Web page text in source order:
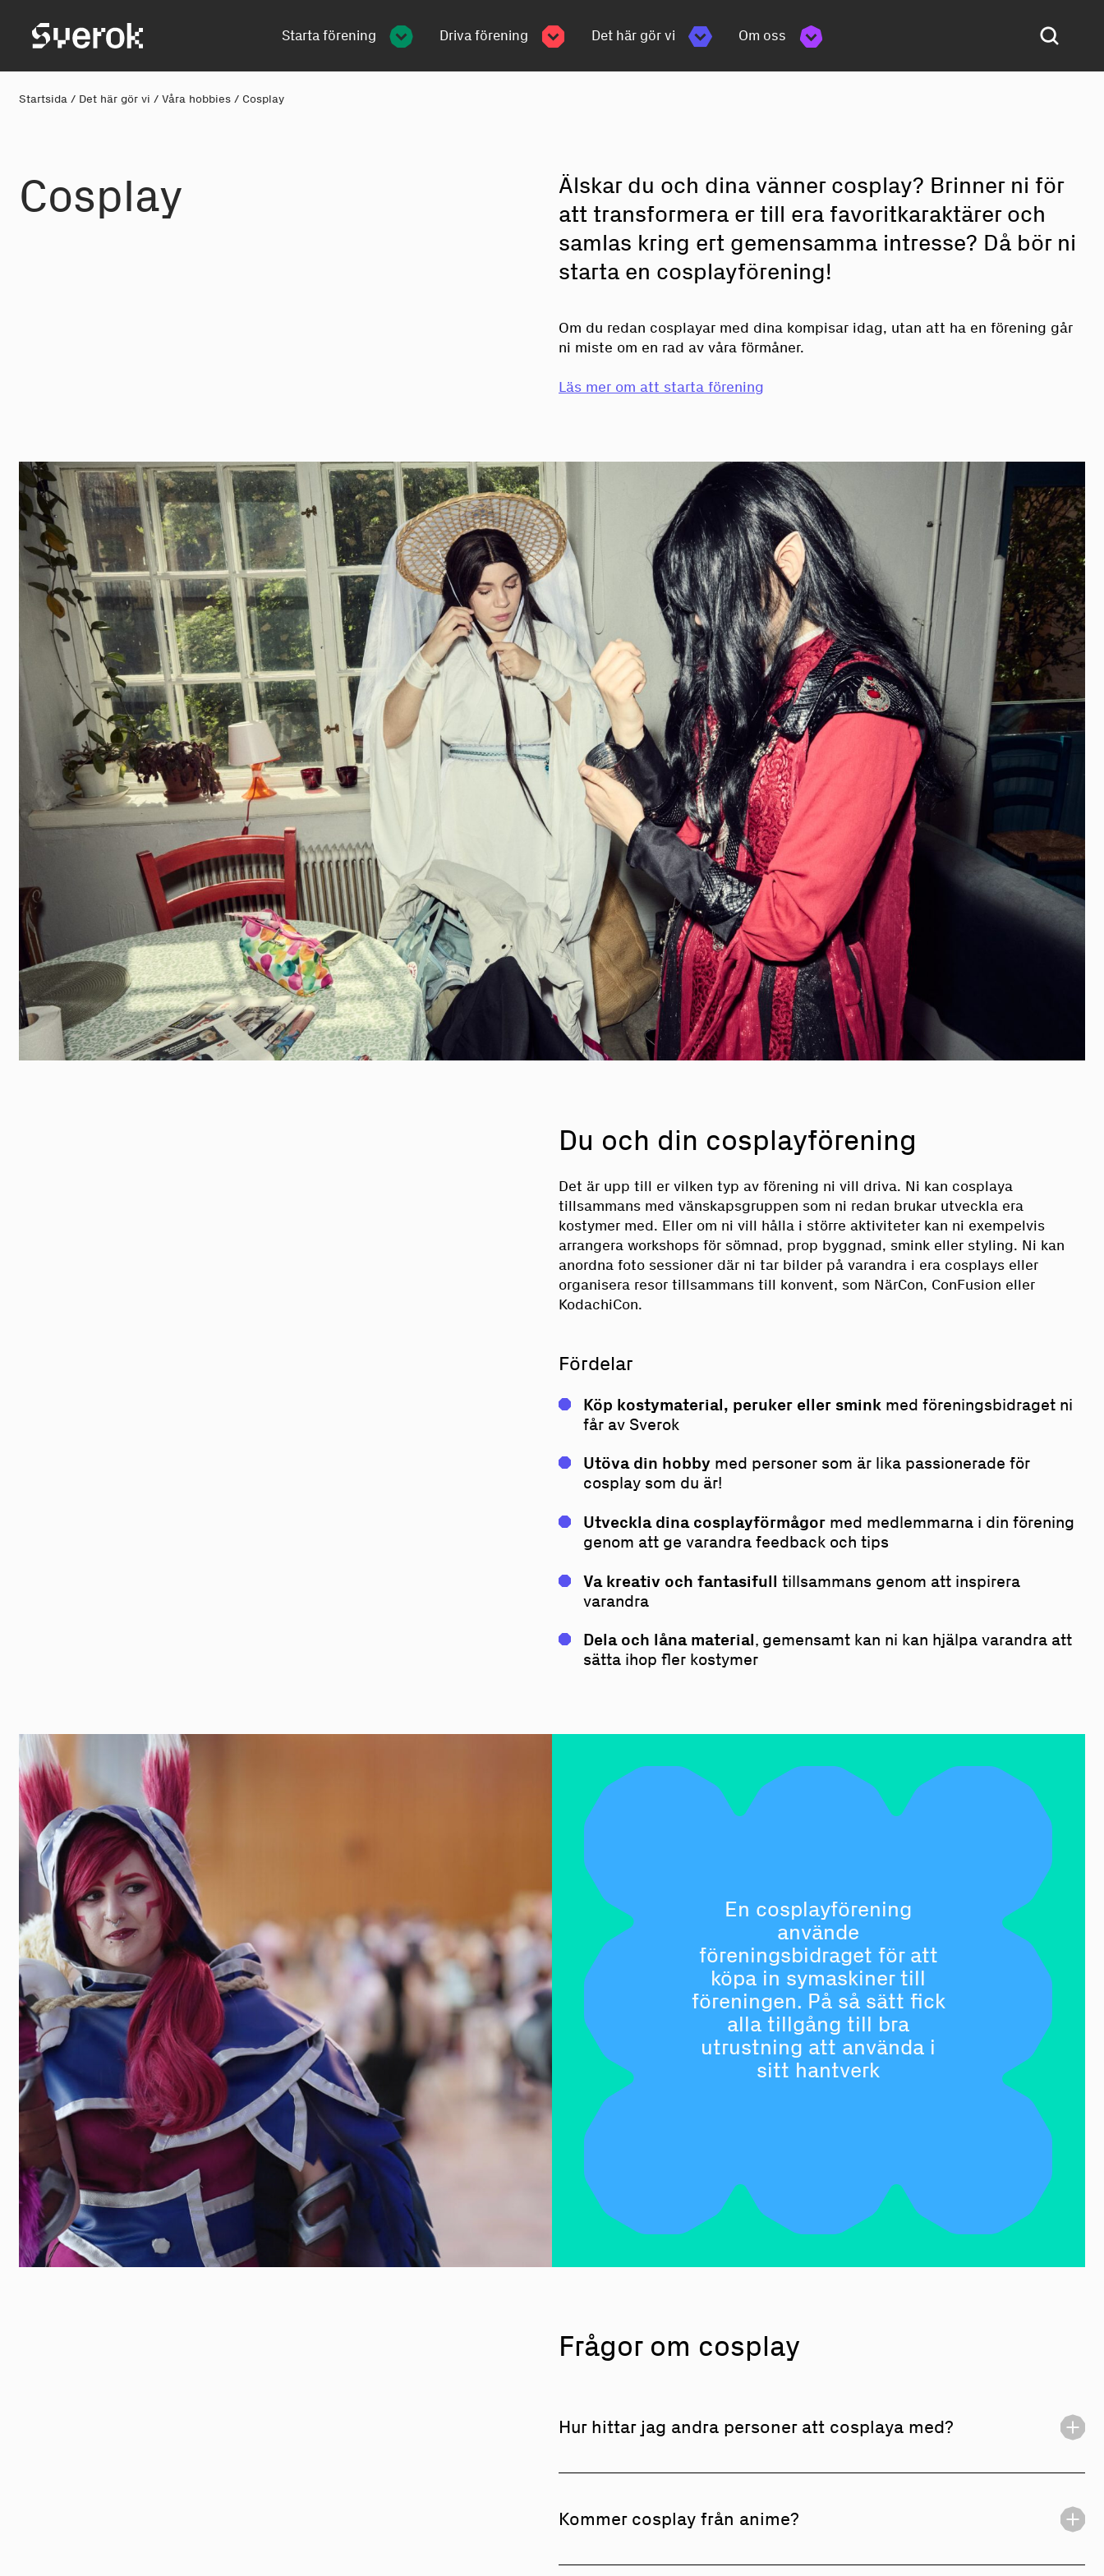
Sverok Starta förening Driva förening Det här gör vi Om oss
Startsida / Det här gör vi / Våra hobbies / Cosplay
Cosplay
Älskar du och dina vänner cosplay? Brinner ni för
att transformera er till era favoritkaraktärer och
samlas kring ert gemensamma intresse? Då bör ni
starta en cosplayförening!
Om du redan cosplayar med dina kompisar idag, utan att ha en förening går
ni miste om en rad av våra förmåner.
Läs mer om att starta förening
Du och din cosplayförening
Det är upp till er vilken typ av förening ni vill driva. Ni kan cosplaya
tillsammans med vänskapsgruppen som ni redan brukar utveckla era
kostymer med. Eller om ni vill hålla i större aktiviteter kan ni exempelvis
arrangera workshops för sömnad, prop byggnad, smink eller styling. Ni kan
anordna foto sessioner där ni tar bilder på varandra i era cosplays eller
organisera resor tillsammans till konvent, som NärCon, ConFusion eller
KodachiCon.
Fördelar
Köp kostymaterial, peruker eller smink med föreningsbidraget ni
får av Sverok
Utöva din hobby med personer som är lika passionerade för
cosplay som du är!
Utveckla dina cosplayförmågor med medlemmarna i din förening
genom att ge varandra feedback och tips
Va kreativ och fantasifull tillsammans genom att inspirera
varandra
Dela och låna material, gemensamt kan ni kan hjälpa varandra att
sätta ihop fler kostymer
En cosplayförening
använde
föreningsbidraget för att
köpa in symaskiner till
föreningen. På så sätt fick
alla tillgång till bra
utrustning att använda i
sitt hantverk
Frågor om cosplay
Hur hittar jag andra personer att cosplaya med?
nära dighär.
Kommer cosplay från anime?